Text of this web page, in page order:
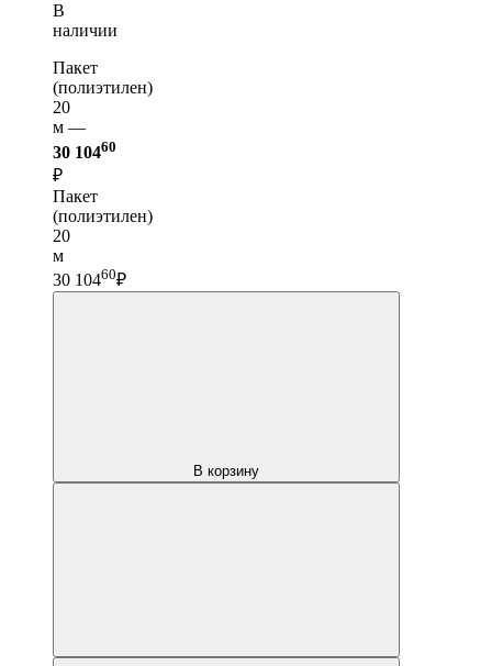
В
наличии
Пакет
(полиэтилен)
20
м —
30 10460
₽
Пакет
(полиэтилен)
20
м
30 10460₽
В корзину